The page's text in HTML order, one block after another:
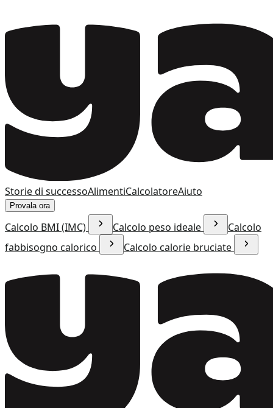
Storie di successoAlimentiCalcolatoreAiuto
Provala ora
Calcolo BMI (IMC) Calcolo peso ideale
Calcolo
fabbisogno calorico
Calcolo calorie bruciate